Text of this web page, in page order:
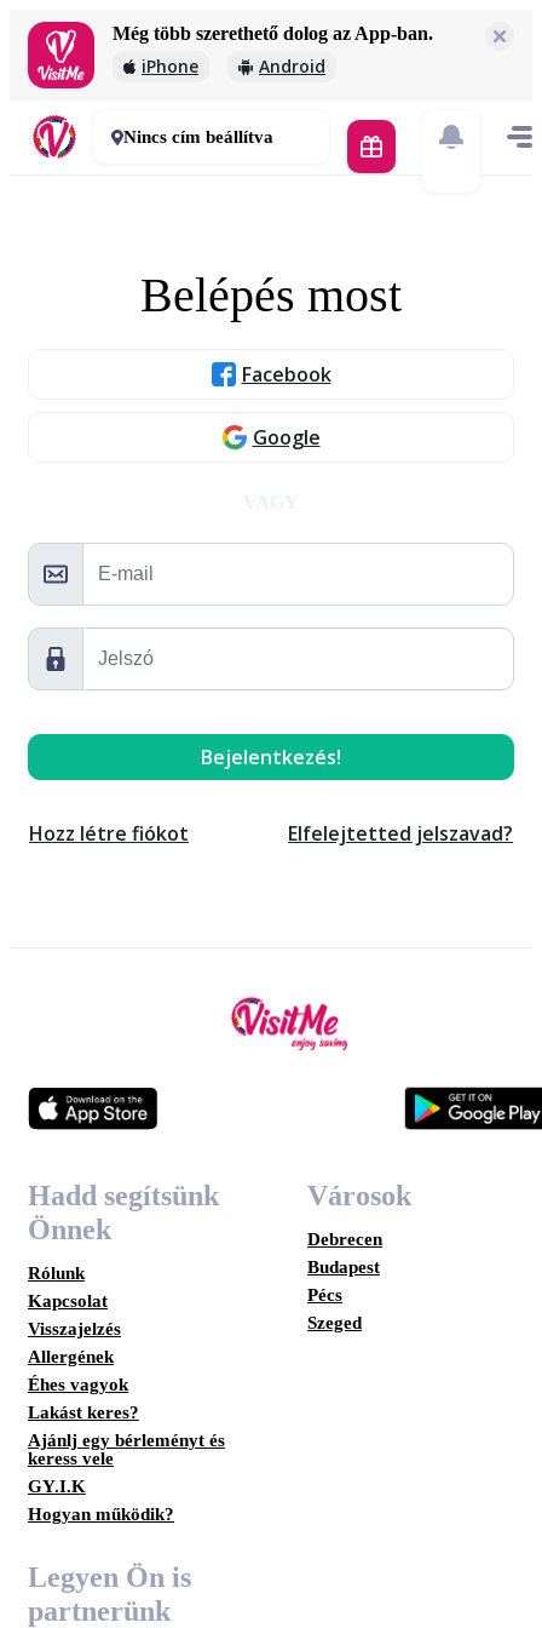
Még több szerethető dolog az App-ban.
iPhone Android
Nincs cím beállítva
Belépés most
Facebook
Google
Hozz létre fiókot Elfelejtetted jelszavad?
Hadd segítsünk
Önnek
Rólunk
Kapcsolat
Visszajelzés
Allergének
Éhes vagyok
Lakást keres?
Ajánlj egy bérleményt és
keress vele
GY.I.K
Hogyan működik?
Városok
Debrecen
Budapest
Pécs
Szeged
Legyen Ön is
partnerünk